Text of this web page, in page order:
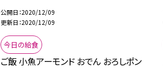
公開日 2020/12/09
更新日 2020/12/09
今日の給食
ご飯 小魚アーモンド おでん おろしポン